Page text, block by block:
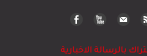
بالرسالة الاخبارية